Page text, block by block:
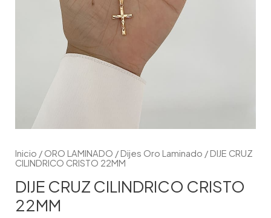
Inicio / ORO LAMINADO /Dijes Oro Laminado / DIJE CRUZ
CILINDRICO CRISTO 22MM
DIJE CRUZ CILINDRICO CRISTO
22MM